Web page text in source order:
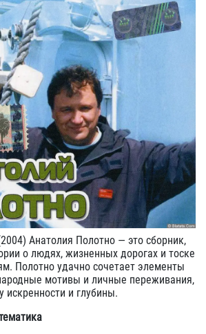
Анатолия Полотно — это сборник,
о людях, жизненных дорогах и тоске
Полотно удачно сочетает элементы
мотивы и личные переживания,
искренности и глубины.